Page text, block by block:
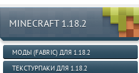
MINECRAFT 1.18.2
МОДЫ (FABRIC) ДЛЯ 1.18.2
ТЕКСТУРПАКИ ДЛЯ 1.18.2